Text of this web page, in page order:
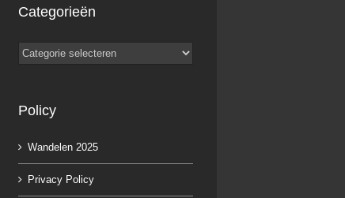
Categorieën
Categorieën
Policy
Wandelen 2025
Privacy Policy